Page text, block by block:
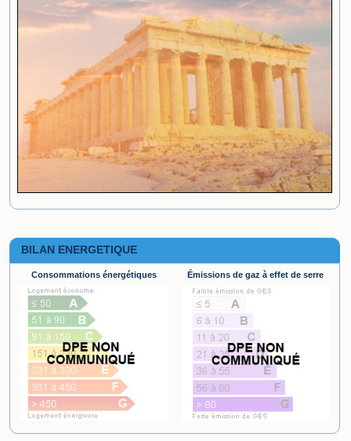
BILAN ENERGETIQUE
Consommations énergétiques Émissions de gaz à effet de serre